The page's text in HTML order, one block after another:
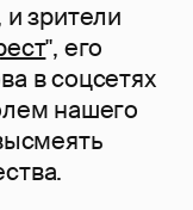
зрители
", его
в соцсетях
нашего